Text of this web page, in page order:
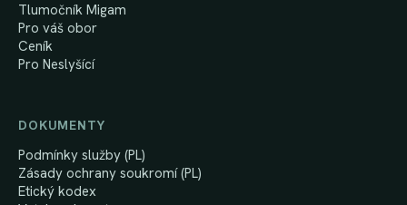
Tlumočník Migam
Pro váš obor
Ceník
Pro Neslyšící
DOKUMENTY
Podmínky služby (PL)
Zásady ochrany soukromí (PL)
Etický kodex